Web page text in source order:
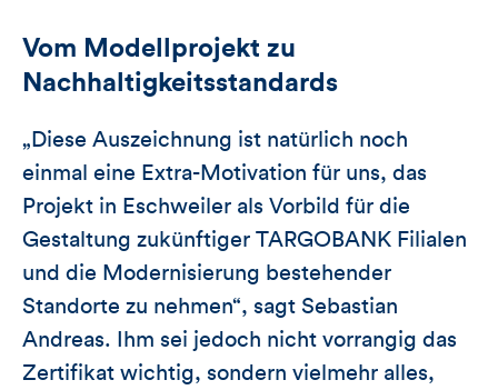
Vom Modellprojekt zu
Nachhaltigkeitsstandards
„Diese Auszeichnung ist natürlich noch
einmal eine Extra-Motivation für uns, das
Projekt in Eschweiler als Vorbild für die
Gestaltung zukünftiger TARGOBANK Filialen
und die Modernisierung bestehender
Standorte zu nehmen“, sagt Sebastian
Andreas. Ihm sei jedoch nicht vorrangig das
Zertifikat wichtig, sondern vielmehr alles,